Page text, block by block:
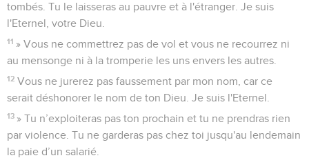
tombés. Tu le laisseras au pauvre et à l'étranger. Je suis
l'Eternel, votre Dieu.
11 » Vous ne commettrez pas de vol et vous ne recourrez ni
au mensonge ni à la tromperie les uns envers les autres.
12 Vous ne jurerez pas faussement par mon nom, car ce
serait déshonorer le nom de ton Dieu. Je suis l'Eternel.
13 » Tu n’exploiteras pas ton prochain et tu ne prendras rien
par violence. Tu ne garderas pas chez toi jusqu'au lendemain
la paie d’un salarié.